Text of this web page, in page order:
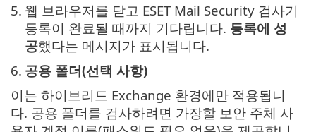
5. 웹 브라우저를 닫고 ESET Mail Security 검사기
등록이 완료될 때까지 기다립니다. 등록에 성
공했다는 메시지가 표시됩니다.
6. 공용 폴더(선택 사항)
이는 하이브리드 Exchange 환경에만 적용됩니
다. 공용 폴더를 검사하려면 가장할 보안 주체 사